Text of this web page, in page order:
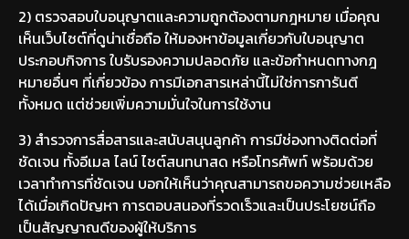
2) ตรวจสอบใบอนุญาตและความถูกต้องตามกฎหมาย เมื่อคุณ
เห็นเว็บไซต์ที่ดูน่าเชื่อถือ ให้มองหาข้อมูลเกี่ยวกับใบอนุญาต
ประกอบกิจการ ใบรับรองความปลอดภัย และข้อกำหนดทางกฎ
หมายอื่นๆ ที่เกี่ยวข้อง การมีเอกสารเหล่านี้ไม่ใช่การการันตี
ทั้งหมด แต่ช่วยเพิ่มความมั่นใจในการใช้งาน
3) สำรวจการสื่อสารและสนับสนุนลูกค้า การมีช่องทางติดต่อที่
ชัดเจน ทั้งอีเมล ไลน์ ไชต์สนทนาสด หรือโทรศัพท์ พร้อมด้วย
เวลาทำการที่ชัดเจน บอกให้เห็นว่าคุณสามารถขอความช่วยเหลือ
ได้เมื่อเกิดปัญหา การตอบสนองที่รวดเร็วและเป็นประโยชน์ถือ
เป็นสัญญาณดีของผู้ให้บริการ